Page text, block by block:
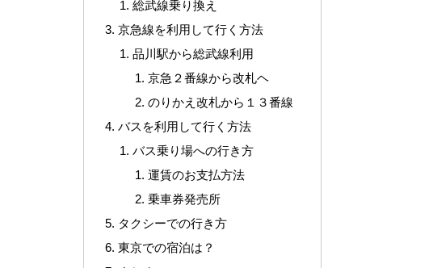
総武線乗り換え
京急線を利用して行く方法
品川駅から総武線利用
京急２番線から改札ヘ
のりかえ改札から１３番線
バスを利用して行く方法
バス乗り場への行き方
運賃のお支払方法
乗車券発売所
タクシーでの行き方
東京での宿泊は？